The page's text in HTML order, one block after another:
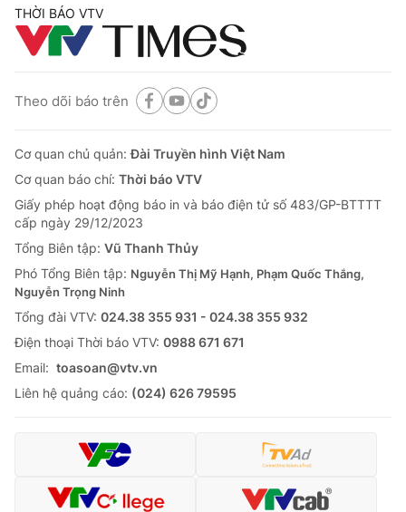
THỜI BÁO VTV
Theo dõi báo trên
Cơ quan chủ quản:Đài Truyền hình Việt Nam
Cơ quan báo chí: Thời báo VTV
Giấy phép hoạt động báo in và báo điện tử số 483/GP-BTTTT
cấp ngày 29/12/2023
Tổng Biên tập: Vũ Thanh Thủy
Phó Tổng Biên tập: Nguyễn Thị Mỹ Hạnh, Phạm Quốc Thắng,
Nguyễn Trọng Ninh
Tổng đài VTV: 024.38 355 931 - 024.38 355 932
Ðiện thoại Thời báo VTV: 0988 671 671
Email: toasoan@vtv.vn
Liên hệ quảng cáo: (024) 626 79595